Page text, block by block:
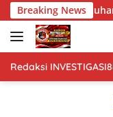
Langsung
ke
konten
Breaking News
Akhir Bertangan
Redaksi